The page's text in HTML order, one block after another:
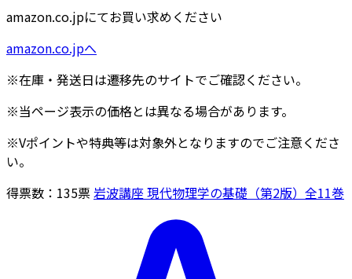
amazon.co.jpにてお買い求めください
amazon.co.jpへ
※在庫・発送日は遷移先のサイトでご確認ください。
※当ページ表示の価格とは異なる場合があります。
※Vポイントや特典等は対象外となりますのでご注意くださ
い。
得票数： 135票岩波講座 現代物理学の基礎（第2版）全11巻